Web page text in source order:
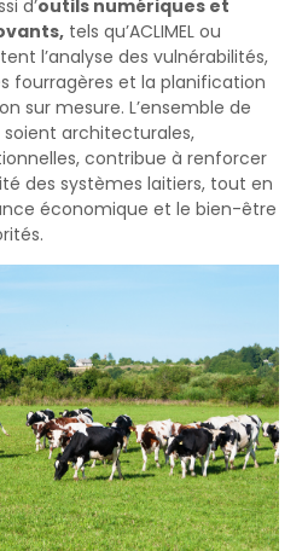
d’outils numériques et
tels qu’ACLIMEL ou
l’analyse des vulnérabilités,
fourragères et la planification
sur mesure. L’ensemble de
soient architecturales,
contribue à renforcer
des systèmes laitiers, tout en
économique et le bien-être